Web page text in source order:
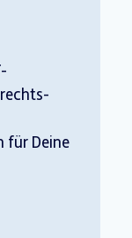
für Deine